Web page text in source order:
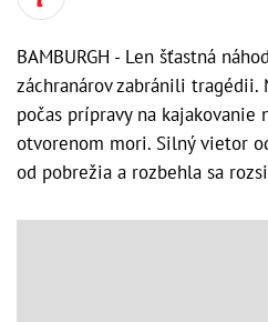
BAMBURGH - Len šťastná
záchranárov zabránili tragédii.
počas prípravy na kajakovanie
otvorenom mori. Silný vietor
od pobrežia a rozbehla sa